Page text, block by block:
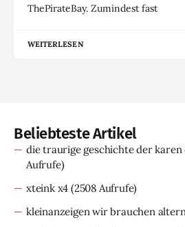
ThePirateBay. Zumindest fast
WEITERLESEN
Beliebteste Artikel
die traurige geschichte der
Aufrufe)
xteink x4 (2508 Aufrufe)
kleinanzeigen wir brauchen